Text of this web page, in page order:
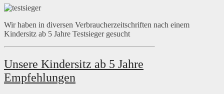
Wir haben in diversen Verbraucherzeitschriften nach einem
Kindersitz ab 5 Jahre Testsieger gesucht
Unsere Kindersitz ab 5 Jahre
Empfehlungen